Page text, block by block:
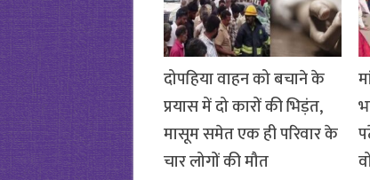
दोपहिया वाहन को बचाने के
प्रयास में दो कारों की भिड़ंत,
मासूम समेत एक ही परिवार के
चार लोगों की मौत